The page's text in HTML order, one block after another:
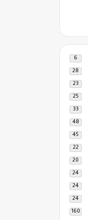
6
28
23
25
33
48
45
22
20
24
24
24
160